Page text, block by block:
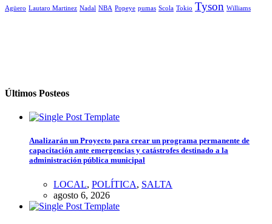
Agüero Lautaro Martinez Nadal NBA Popeye pumas Scola Tokio Tyson Williams
Últimos Posteos
Analizarán un Proyecto para crear un programa permanente de
capacitación ante emergencias y catástrofes destinado a la
administración pública municipal
LOCAL, POLÍTICA, SALTA
agosto 6, 2026